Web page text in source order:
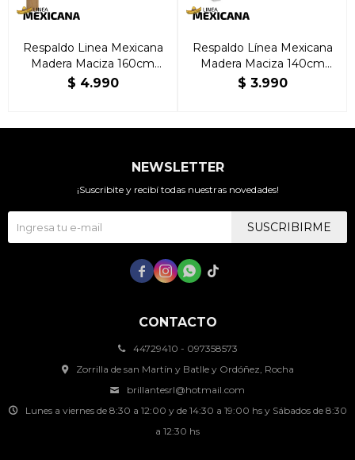
Respaldo Linea Mexicana
Madera Maciza 160cm
Natural
$ 4.990
Respaldo Línea Mexicana
Madera Maciza 140cm
Blanco
$ 3.990
CONTACTO
44729410 - 097358573
Zorrilla de san Martín y Batlle y Ordóñez, Rocha
brillantesrl@hotmail.com
Lunes a viernes de 8:30 a 12:00 y de 14:30 a 19:00 hs y Sábados de 8:30
a 12:30 hs
NEWSLETTER
¡Suscribite y recibí todas nuestras novedades!
SUSCRIBIRME
   